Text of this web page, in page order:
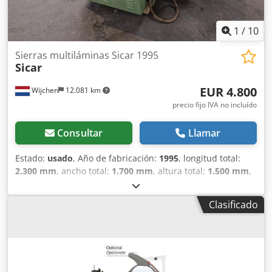
1 / 10
Wijchen 12.081 km
Sierras multiláminas Sicar 1995
Sicar
EUR 4.800
precio fijo IVA no incluído
Consultar Llamar
Estado: usado, Año de fabricación: 1995, longitud total:
2.300 mm, ancho total: 1.700 mm, altura total: 1.500 mm,
Color: Gris Peso: 1700 kg Sierra de múltiples hojas Sicar MS
30 Diámetro de la hoja de sierra, mín./máx.: 250/350 mm
Diámetro del orificio del eje de la hoja de sierra: 70 mm
Motor de 30 CV Dimensiones de transporte: 2300 x 1700 x
1500 mm (largo x ancho x alto), peso: 1700 kg * Año de
Clasificado